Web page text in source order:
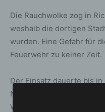
Die Rauchwolke zog in
weshalb die dortigen
wurden. Eine Gefahr für
Feuerwehr zu keiner Zeit.
Der Einsatz dauerte bis in
Nachmittagsstunden. Die
Weiteres für den